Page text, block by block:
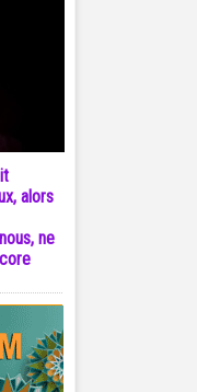
alors
ne